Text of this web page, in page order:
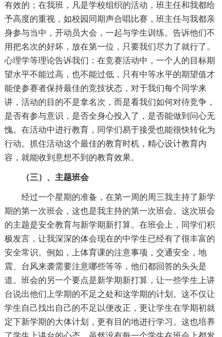
有效的；在我班，凡是学校组织的活动，班主任和我都给
予高度的重视，如校园同期声合唱比赛，班主任与我都亲
身参与当中，开动员大会，一起与学生训练。告诉他们不
用把名次的好坏，放在第一位，只要我们尽力了就行了。
心理学等理论告诉我们：在竞赛活动中，一个人的目标期
望水平不能过高，也不能过低，只有中等水平的期望值才
能使参赛者保持最佳的竞技状态，对于我们每个同学来
讲，活动的目的不是拿名次，而是看我们如何对待竞争，
是否有参与意识，是否全身心投入了，是否能做到问心无
愧。在活动中进行教育，同学们易于接受也能很快转化为
行动。抓住活动这个最佳的教育时机，精心设计教育内
容，就能收到意想不到的教育效果。
（三）、主题班会
经过一个星期的准备，在第一周的周三我主持了新学
期的第一次班会，这也是我主持的第一次班会。这次班会
的主题是安全教育与新学期新打算。在班会上，同学们积
极发言，让我深深的体会现在的中学生已经有了很丰富的
安全常识。例如，上体育课的注意事项，交通安全，地
震、台风来袭需要注意哪些等等，他们都回答的头头是
道。班会的另一个要点是新学期新打算，让一些学生上讲
台说出他们上学期的不足之处和这学期的计划。这不仅让
学生自己找出自己的不足以便改正，更让学生在学期初就
定下新学期的大体计划，更有目的地进行学习。这也培养